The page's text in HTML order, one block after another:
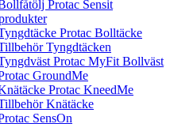
Protac Sensit
Protac Bolltäcke
Tyngdtäcken
Protac MyFit Bollväst
GroundMe
Protac KneedMe
Knätäcke
SensOn